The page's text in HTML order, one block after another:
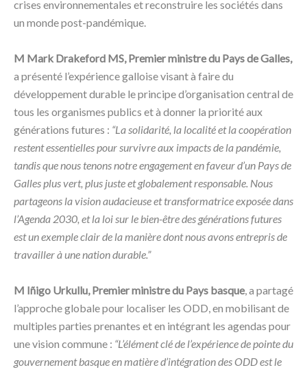
crises environnementales et reconstruire les sociétés dans
un monde post-pandémique.
M Mark Drakeford MS, Premier ministre du Pays de Galles,
a présenté l’expérience galloise visant à faire du
développement durable le principe d’organisation central de
tous les organismes publics et à donner la priorité aux
générations futures : “La solidarité, la localité et la coopération
restent essentielles pour survivre aux impacts de la pandémie,
tandis que nous tenons notre engagement en faveur d’un Pays de
Galles plus vert, plus juste et globalement responsable. Nous
partageons la vision audacieuse et transformatrice exposée dans
l’Agenda 2030, et la loi sur le bien-être des générations futures
est un exemple clair de la manière dont nous avons entrepris de
travailler à une nation durable.”
M Iñigo Urkullu, Premier ministre du Pays basque, a partagé
l’approche globale pour localiser les ODD, en mobilisant de
multiples parties prenantes et en intégrant les agendas pour
une vision commune : “L’élément clé de l’expérience de pointe du
gouvernement basque en matière d’intégration des ODD est le